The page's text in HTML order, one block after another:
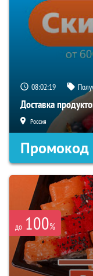
08:02:18
Доставка
Россия
Промокод
до 100%